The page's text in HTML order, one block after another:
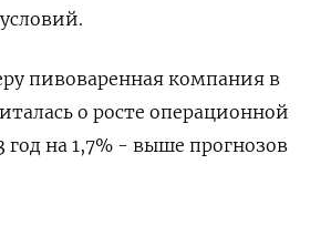
пивоваренная компания в
о росте операционной
год на 1,7% - выше прогнозов